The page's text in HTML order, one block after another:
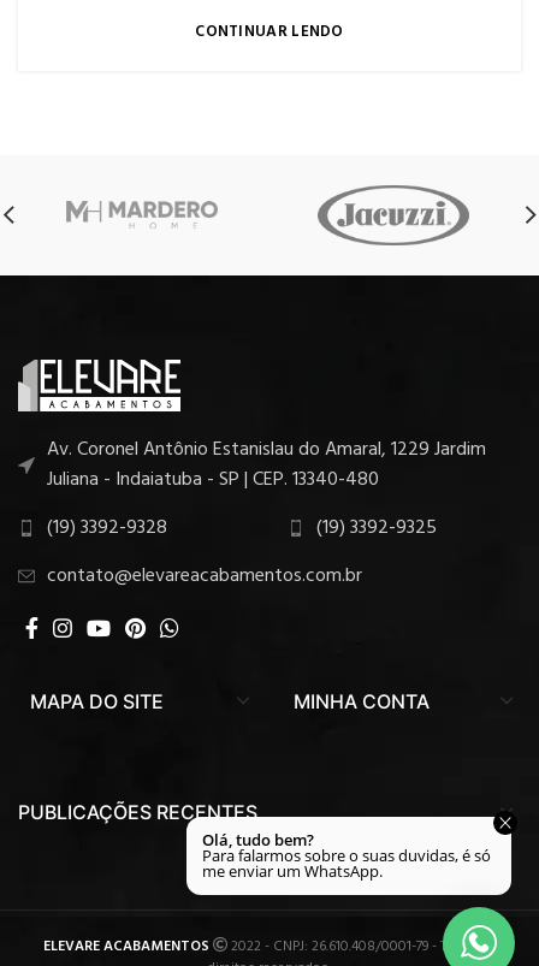
CONTINUAR LENDO
Av. Coronel Antônio Estanislau do Amaral, 1229 Jardim
Juliana - Indaiatuba - SP | CEP. 13340-480
(19) 3392-9328
(19) 3392-9325
contato@elevareacabamentos.com.br
MAPA DO SITE MINHA CONTA
PUBLICAÇÕES RECENTES
ELEVARE ACABAMENTOS
2022 - CNPJ: 26.610.408/0001-79 - Todos os